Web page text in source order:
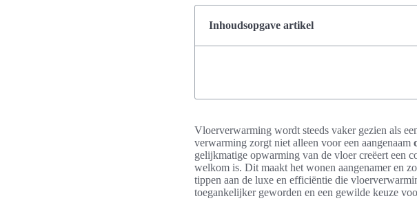
Inhoudsopgave artikel
Vloerverwarming wordt steeds vaker gezien als
verwarming zorgt niet alleen voor een aangenaam
gelijkmatige opwarming van de vloer creëert een
welkom is. Dit maakt het wonen aangenamer en
tippen aan de luxe en efficiëntie die
toegankelijker geworden en een gewilde keuze